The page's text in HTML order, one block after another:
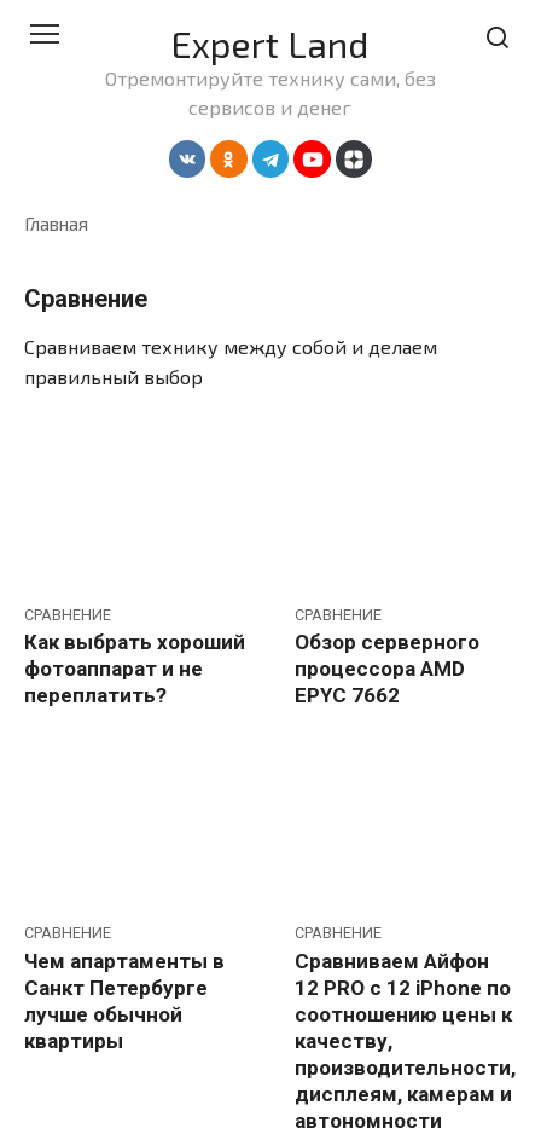
Expert Land
Отремонтируйте технику сами, без
сервисов и денег
Главная
Сравнение
Сравниваем технику между собой и делаем
правильный выбор
СРАВНЕНИЕ
Как выбрать хороший
фотоаппарат и не
переплатить?
СРАВНЕНИЕ
Обзор серверного
процессора AMD
EPYC 7662
СРАВНЕНИЕ
Чем апартаменты в
Санкт Петербурге
лучше обычной
квартиры
СРАВНЕНИЕ
Сравниваем Айфон
12 PRO c 12 iPhone по
соотношению цены к
качеству,
производительности,
дисплеям, камерам и
автономности